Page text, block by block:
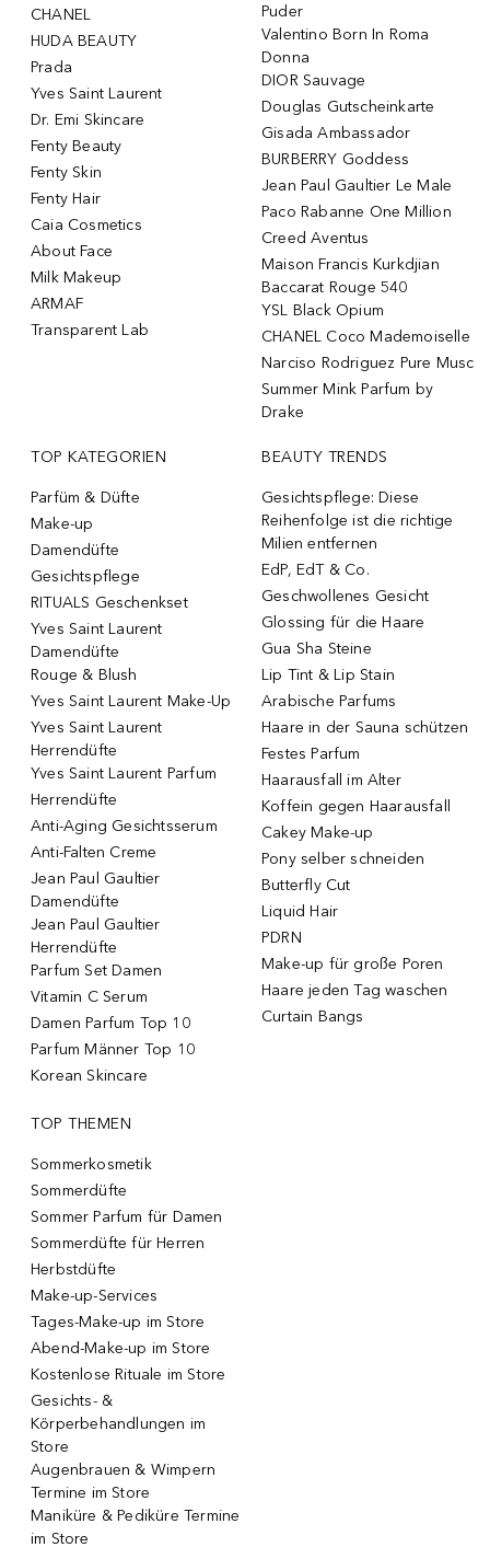
CHANEL
HUDA BEAUTY
Prada
Yves Saint Laurent
Dr. Emi Skincare
Fenty Beauty
Fenty Skin
Fenty Hair
Caia Cosmetics
About Face
Milk Makeup
ARMAF
Transparent Lab
Puder
Valentino Born In Roma
Donna
DIOR Sauvage
Douglas Gutscheinkarte
Gisada Ambassador
BURBERRY Goddess
Jean Paul Gaultier Le Male
Paco Rabanne One Million
Creed Aventus
Maison Francis Kurkdjian
Baccarat Rouge 540
YSL Black Opium
CHANEL Coco Mademoiselle
Narciso Rodriguez Pure Musc
Summer Mink Parfum by
Drake
TOP KATEGORIEN
Parfüm & Düfte
Make-up
Damendüfte
Gesichtspflege
RITUALS Geschenkset
Yves Saint Laurent
Damendüfte
Rouge & Blush
Yves Saint Laurent Make-Up
Yves Saint Laurent
Herrendüfte
Yves Saint Laurent Parfum
Herrendüfte
Anti-Aging Gesichtsserum
Anti-Falten Creme
Jean Paul Gaultier
Damendüfte
Jean Paul Gaultier
Herrendüfte
Parfum Set Damen
Vitamin C Serum
Damen Parfum Top 10
Parfum Männer Top 10
Korean Skincare
BEAUTY TRENDS
Gesichtspflege: Diese
Reihenfolge ist die richtige
Milien entfernen
EdP, EdT & Co.
Geschwollenes Gesicht
Glossing für die Haare
Gua Sha Steine
Lip Tint & Lip Stain
Arabische Parfums
Haare in der Sauna schützen
Festes Parfum
Haarausfall im Alter
Koffein gegen Haarausfall
Cakey Make-up
Pony selber schneiden
Butterfly Cut
Liquid Hair
PDRN
Make-up für große Poren
Haare jeden Tag waschen
Curtain Bangs
TOP THEMEN
Sommerkosmetik
Sommerdüfte
Sommer Parfum für Damen
Sommerdüfte für Herren
Herbstdüfte
Make-up-Services
Tages-Make-up im Store
Abend-Make-up im Store
Kostenlose Rituale im Store
Gesichts- &
Körperbehandlungen im
Store
Augenbrauen & Wimpern
Termine im Store
Maniküre & Pediküre Termine
im Store